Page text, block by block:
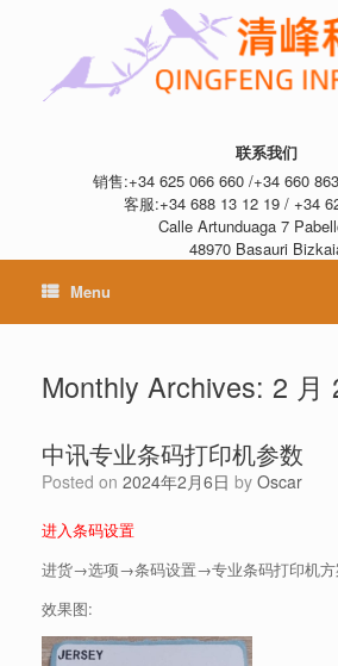
联系我们
销售:+34 625 066 660 /+34 660
客服:+34 688 13 12 19 / +34
Calle Artunduaga 7
48970 Basauri
Menu
Monthly Archives: 2 月
中讯专业条码打印机参数
Posted on 2024年2月6日 by Oscar
进入条码设置
进货→选项→条码设置→专业条码打印机方
效果图: